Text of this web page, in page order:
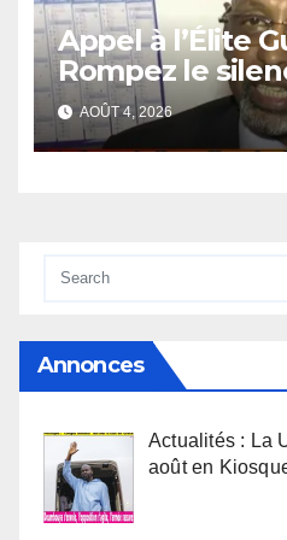
Appel à l’Élite
Rompez le
la République
AOÛT 4, 2026
Annonces
Actualités : La
août en